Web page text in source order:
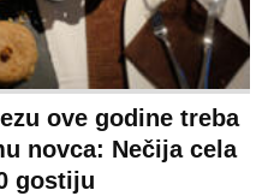
ove godine treba
novca: Nečija cela
gostiju